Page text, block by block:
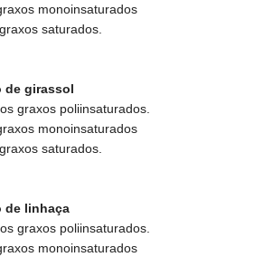
monoinsaturados
saturados.
de girassol
graxos poliinsaturados.
monoinsaturados
saturados.
de linhaça
graxos poliinsaturados.
monoinsaturados